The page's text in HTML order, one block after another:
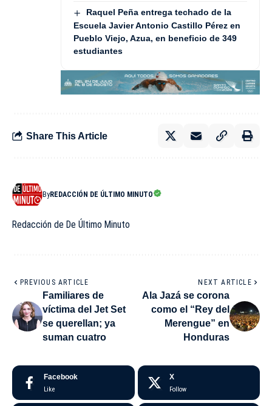
Raquel Peña entrega techado de la
Escuela Javier Antonio Castillo Pérez en
Pueblo Viejo, Azua, en beneficio de 349
estudiantes
Share This Article
ByREDACCIÓN DE ÚLTIMO MINUTO
Redacción de De Último Minuto
PREVIOUS ARTICLE
Familiares de
víctima del Jet Set
se querellan; ya
suman cuatro
NEXT ARTICLE
Ala Jazá se corona
como el “Rey del
Merengue” en
Honduras
Facebook
Like
X
Follow